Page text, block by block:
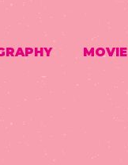
MOVIE